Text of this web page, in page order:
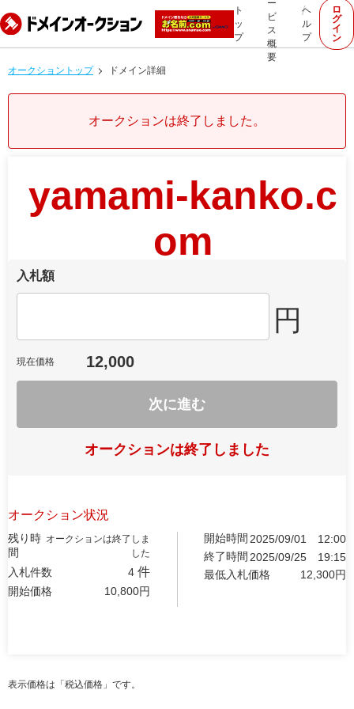
ト
ッ
プ
ー
ビ
ス
概
要
ヘ
ル
プ
ロ
グ
イ
ン
オークショントップ ドメイン詳細
オークションは終了しました。
yamami-kanko.c
om
入札額
円
現在価格 12,000
次に進む
オークションは終了しました
オークション状況
残り時
間
オークションは終了しま
した
入札件数 4 件
開始価格 10,800円
開始時間 2025/09/01
12:00
終了時間 2025/09/25
19:15
最低入札価格
12,300円
表示価格は「税込価格」です。